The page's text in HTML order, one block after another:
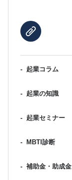
- 起業コラム
- 起業の知識
- 起業セミナー
- MBTI診断
- 補助金・助成金